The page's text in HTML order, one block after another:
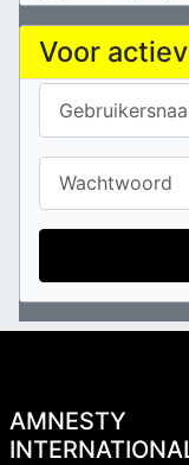
Voor
Gebruikersnaam
Wachtwoord
AMNESTY